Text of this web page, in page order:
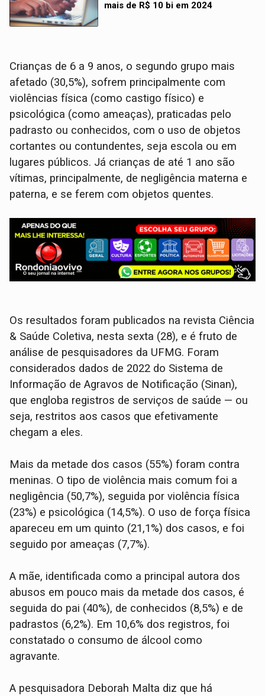
mais de R$ 10 bi em 2024
Crianças de 6 a 9 anos, o segundo grupo mais
afetado (30,5%), sofrem principalmente com
violências física (como castigo físico) e
psicológica (como ameaças), praticadas pelo
padrasto ou conhecidos, com o uso de objetos
cortantes ou contundentes, seja escola ou em
lugares públicos. Já crianças de até 1 ano são
vítimas, principalmente, de negligência materna e
paterna, e se ferem com objetos quentes.
Os resultados foram publicados na revista Ciência
& Saúde Coletiva, nesta sexta (28), e é fruto de
análise de pesquisadores da UFMG. Foram
considerados dados de 2022 do Sistema de
Informação de Agravos de Notificação (Sinan),
que engloba registros de serviços de saúde — ou
seja, restritos aos casos que efetivamente
chegam a eles.
Mais da metade dos casos (55%) foram contra
meninas. O tipo de violência mais comum foi a
negligência (50,7%), seguida por violência física
(23%) e psicológica (14,5%). O uso de força física
apareceu em um quinto (21,1%) dos casos, e foi
seguido por ameaças (7,7%).
A mãe, identificada como a principal autora dos
abusos em pouco mais da metade dos casos, é
seguida do pai (40%), de conhecidos (8,5%) e de
padrastos (6,2%). Em 10,6% dos registros, foi
constatado o consumo de álcool como
agravante.
A pesquisadora Deborah Malta diz que há